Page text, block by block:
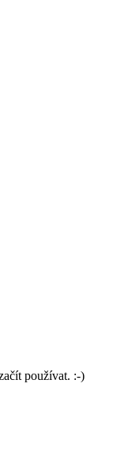
používat. :-)